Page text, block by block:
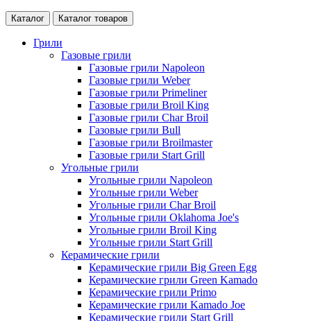
Каталог Каталог товаров
Грили
Газовые грили
Газовые грили Napoleon
Газовые грили Weber
Газовые грили Primeliner
Газовые грили Broil King
Газовые грили Char Broil
Газовые грили Bull
Газовые грили Broilmaster
Газовые грили Start Grill
Угольные грили
Угольные грили Napoleon
Угольные грили Weber
Угольные грили Char Broil
Угольные грили Oklahoma Joe's
Угольные грили Broil King
Угольные грили Start Grill
Керамические грили
Керамические грили Big Green Egg
Керамические грили Green Kamado
Керамические грили Primo
Керамические грили Kamado Joe
Керамические грили Start Grill